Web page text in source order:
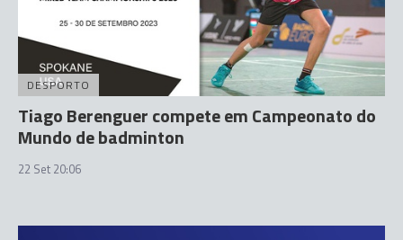
DESPORTO
Tiago Berenguer compete em Campeonato do
Mundo de badminton
22 Set 20:06